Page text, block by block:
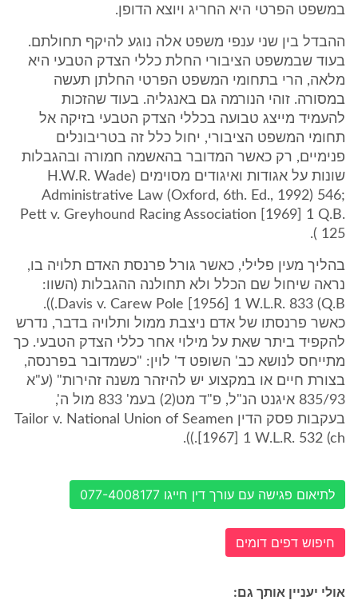
במשפט הפרטי היא החריג ויוצא הדופן.
ההבדל בין שני ענפי משפט אלה נוגע להיקף תחולתם.
בעוד שבמשפט הציבורי החלת כללי הצדק הטבעי היא
מלאה, הרי בתחומי המשפט הפרטי החלתן תעשה
במסורה. זוהי הנורמה גם באנגליה. בעוד שהזכות
להעמיד מייצג טבועה בכללי הצדק הטבעי בזיקה אל
תחומי המשפט הציבורי, יחול כלל זה בטריבונלים
פנימיים, רק כאשר המדובר בהאשמה חמורה ובהגבלות
שונות על אגודות ואיגודים מסוימים (H.W.R. Wade
Administrative Law (Oxford, 6th. Ed., 1992) 546;
Pett v. Greyhound Racing Association [1969] 1 Q.B.
125 ).
בהליך מעין פלילי, כאשר גורל פרנסת האדם תלויה בו,
נראה שיחול שם הכלל ולא תחולנה ההגבלות (השוו:
Davis v. Carew Pole [1956] 1 W.L.R. 833 (Q.B.)).
כאשר פרנסתו של אדם ניצבת ממול ותלויה בדבר, נדרש
להקפיד ביתר שאת על מילוי אחר כללי הצדק הטבעי. כך
מתייחס לנושא כב' השופט ד' לוין: "כשמדובר בפרנסה,
בצורת חיים או במקצוע יש להיזהר משנה זהירות" (ע"א
835/93 איגנט הנ"ל, פ"ד מט(2) בעמ' 833 מול ה',
בעקבות פסק הדין Tailor v. National Union of Seamen
[1967] 1 W.L.R. 532 (ch.)).
לתיאום פגישה עם עורך דין חייגו 077-4008177
חיפוש דפים דומים
אולי יעניין אותך גם: